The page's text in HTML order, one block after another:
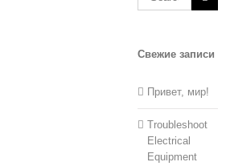
for:
Свежие записи
Привет, мир!
Troubleshoot
Electrical
Equipment